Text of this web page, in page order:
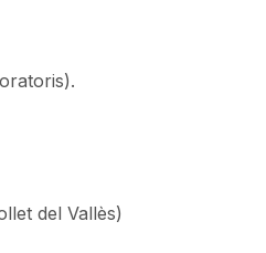
del Vallès)